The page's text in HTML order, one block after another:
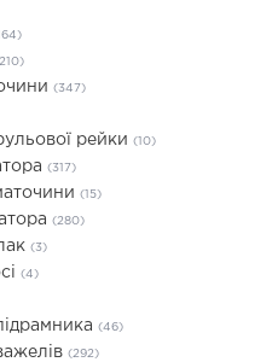
(347)
рейки (10)
(317)
(15)
(280)
(3)
(4)
(46)
(292)